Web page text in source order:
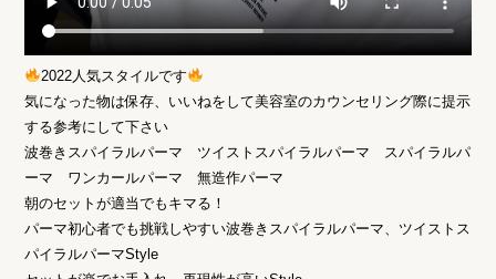
2022人気スタイルです
気になった物は保存、いいねをして美容室のカウンセリング際に提示
する参考にして下さい
波巻きスパイラルパーマ ツイストスパイラルパーマ スパイラルパ
ーマ ワンカールパーマ 無造作パーマ
朝のセットが適当でもキマる！
パーマ初心者でも挑戦しやすい波巻きスパイラルパーマ、ツイストス
パイラルパーマStyle